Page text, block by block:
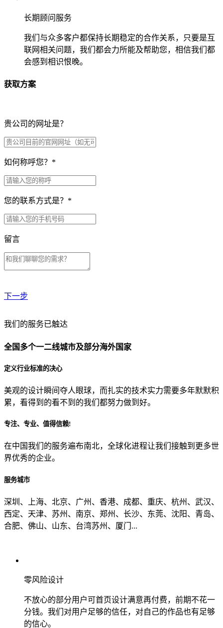
长期顾问服务
我们与众多客户都保持长期稳定的合作关系，只要是互
联网相关问题，我们都会力所能及帮助您，相信我们都
会感到相识恨晚。
获取方案
贵公司的网址是？
如何称呼您？ *
您的联系方式是？ *
留言
下一步
贵公司预算范围是？
贵公司的团队规模是？
目前主要的营销渠道是？
我们的服务已触达
全国多个一二线城市及部分海外国家
定义行业标准的决心
美观的设计瞬间夺人眼球，而扎实的技术实力需要多年默默积
累，看得到的看不到的我们都努力做到好。
专注、专业、值得信赖!
在中国我们的服务遍布南北，全球化进程让我们接触到更多世
界优秀的企业。
服务城市
深圳、上海、北京、广州、香港、成都、重庆、杭州、武汉、
西定、天津、苏州、南京、郑州、长沙、东莞、沈阳、青岛、
合肥、佛山、山东、台湾苏州、厦门...
零风险设计
不放心的部分用户可首页设计满意再付费，前期不花一
分钱。我们对用户足够的信任，对自己的作品也有足够
的信心。